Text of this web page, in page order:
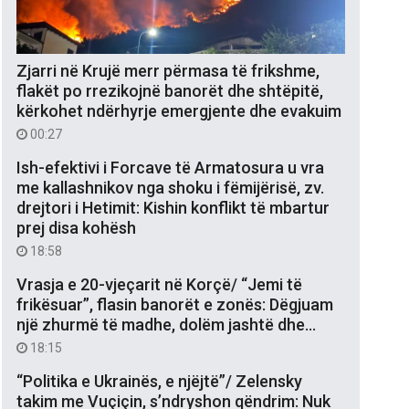
Zjarri në Krujë merr përmasa të frikshme,
flakët po rrezikojnë banorët dhe shtëpitë,
kërkohet ndërhyrje emergjente dhe evakuim
00:27
Ish-efektivi i Forcave të Armatosura u vra
me kallashnikov nga shoku i fëmijërisë, zv.
drejtori i Hetimit: Kishin konflikt të mbartur
prej disa kohësh
18:58
Vrasja e 20-vjeçarit në Korçë/ “Jemi të
frikësuar”, flasin banorët e zonës: Dëgjuam
një zhurmë të madhe, dolëm jashtë dhe…
18:15
“Politika e Ukrainës, e njëjtë”/ Zelensky
takim me Vuçiçin, s’ndryshon qëndrim: Nuk